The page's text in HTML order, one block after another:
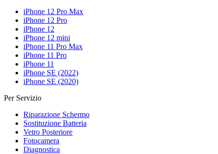
iPhone 12 Pro Max
iPhone 12 Pro
iPhone 12
iPhone 12 mini
iPhone 11 Pro Max
iPhone 11 Pro
iPhone 11
iPhone SE (2022)
iPhone SE (2020)
Per Servizio
Riparazione Schermo
Sostituzione Batteria
Vetro Posteriore
Fotocamera
Diagnostica